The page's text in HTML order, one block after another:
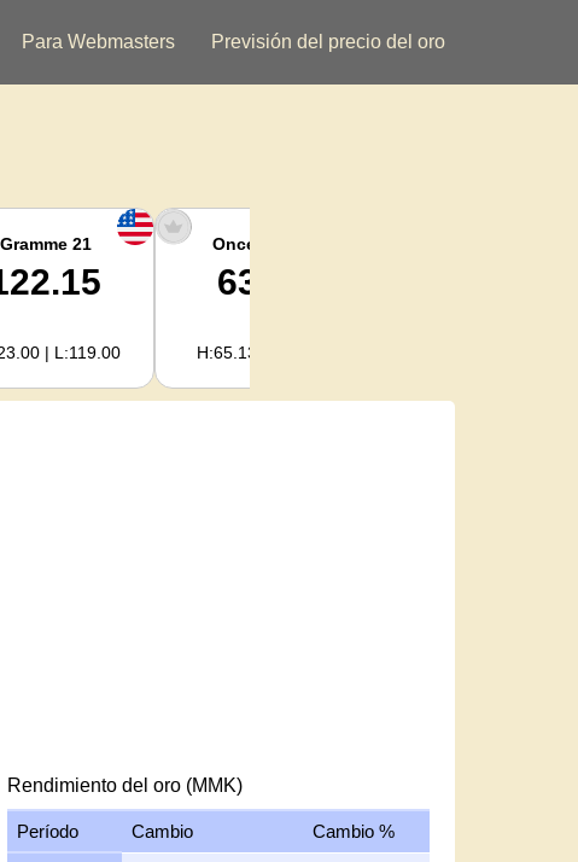
Para Webmasters Previsión del precio del oro
Gramme 21
| L:119.00
Once argent
63.47
H:65.13 | L:61.15
Rendimiento del oro (MMK)
Período Cambio Cambio %